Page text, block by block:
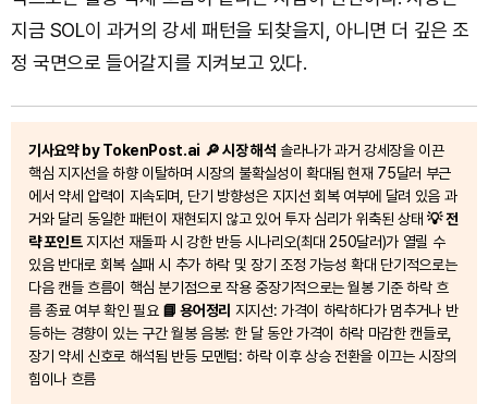
지금 SOL이 과거의 강세 패턴을 되찾을지, 아니면 더 깊은 조
정 국면으로 들어갈지를 지켜보고 있다.
기사요약 by TokenPost.ai 🔎 시장 해석 솔라나가 과거 강세장을 이끈
핵심 지지선을 하향 이탈하며 시장의 불확실성이 확대됨 현재 75달러 부근
에서 약세 압력이 지속되며, 단기 방향성은 지지선 회복 여부에 달려 있음 과
거와 달리 동일한 패턴이 재현되지 않고 있어 투자 심리가 위축된 상태💡 전
략 포인트지지선 재돌파 시 강한 반등 시나리오(최대 250달러)가 열릴 수
있음 반대로 회복 실패 시 추가 하락 및 장기 조정 가능성 확대 단기적으로는
다음 캔들 흐름이 핵심 분기점으로 작용 중장기적으로는 월봉 기준 하락 흐
름 종료 여부 확인 필요 📘 용어정리 지지선: 가격이 하락하다가 멈추거나 반
등하는 경향이 있는 구간 월봉 음봉: 한 달 동안 가격이 하락 마감한 캔들로,
장기 약세 신호로 해석됨 반등 모멘텀: 하락 이후 상승 전환을 이끄는 시장의
힘이나 흐름